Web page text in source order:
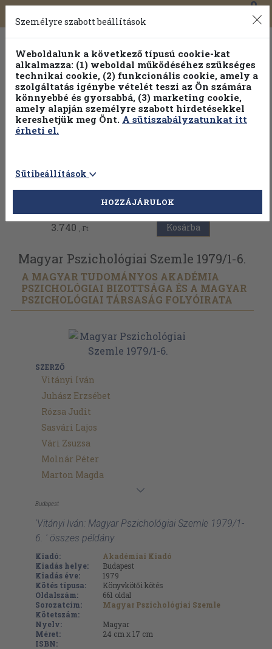
Toggle
navigation
0
Válogasson több mint 30 000 kötet közül
Hobbi témakörökben20% kedvezménnyel!
Vissza az előző oldalra
3.740 ,-Ft Kosárba
Magyar Pszichológiai Szemle 1979/1-6.
A MAGYAR TUDOMÁNYOS AKADÉMIA
PSZICHOLÓGIAI BIZOTTSÁGA ÉS A MAGYAR
PSZICHOLÓGIAI TÁRSASÁG FOLYÓIRATA
SZERZŐ
Vitányi Iván
Juhász Erzsébet
Rózsa Judit
Sasvári Lajos
Vári Zsuzsa
Molnár Péter
Marton Magda
Budapest
'Vitányi Iván: Magyar Pszichológiai Szemle 1979/1-
6. ' összes példány
Kiadó:
Akadémiai Kiadó
Kiadás helye:
Budapest
Kiadás éve:
1979
Kötés típusa:
Könyvkötői kötés
Oldalszám:
661 oldal
Sorozatcím:
Magyar Pszichológiai Szemle
Kötetszám:
Nyelv:
Magyar
Méret:
24 cm x 17 cm
ISBN:
Személyre szabott beállítások
Weboldalunk a következő típusú cookie-kat
alkalmazza: (1) weboldal működéséhez szükséges
technikai cookie, (2) funkcionális cookie, amely a
szolgáltatás igénybe vételét teszi az Ön számára
könnyebbé és gyorsabbá, (3) marketing cookie,
amely alapján személyre szabott hirdetésekkel
kereshetjük meg Önt. A sütiszabályzatunkat itt
érheti el.
Sütibeállítások
HOZZÁJÁRULOK